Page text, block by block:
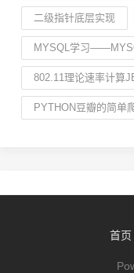
二级指针底层实现
MYSQL学习
802.11理论速率计算
PYTHON豆瓣的简单
首页